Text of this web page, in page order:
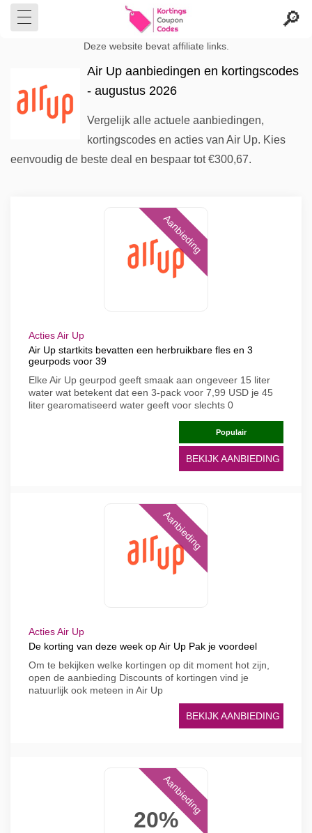
Deze website bevat affiliate links.
Air Up aanbiedingen en kortingscodes
- augustus 2026
Vergelijk alle actuele aanbiedingen,
kortingscodes en acties van Air Up. Kies
eenvoudig de beste deal en bespaar tot €300,67.
Aanbieding
Acties Air Up
Air Up startkits bevatten een herbruikbare fles en 3
geurpods voor 39
Elke Air Up geurpod geeft smaak aan ongeveer 15 liter
water wat betekent dat een 3-pack voor 7,99 USD je 45
liter gearomatiseerd water geeft voor slechts 0
Populair
BEKIJK AANBIEDING
Aanbieding
Acties Air Up
De korting van deze week op Air Up Pak je voordeel
Om te bekijken welke kortingen op dit moment hot zijn,
open de aanbieding Discounts of kortingen vind je
natuurlijk ook meteen in Air Up
BEKIJK AANBIEDING
20%
Aanbieding